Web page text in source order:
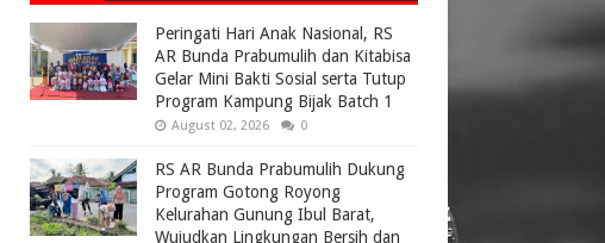
Peringati Hari Anak Nasional, RS
AR Bunda Prabumulih dan Kitabisa
Gelar Mini Bakti Sosial serta Tutup
Program Kampung Bijak Batch 1
August 02, 2026 0
RS AR Bunda Prabumulih Dukung
Program Gotong Royong
Kelurahan Gunung Ibul Barat,
Wujudkan Lingkungan Bersih dan